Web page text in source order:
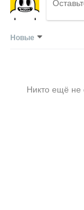
Новые
Никто ещё не